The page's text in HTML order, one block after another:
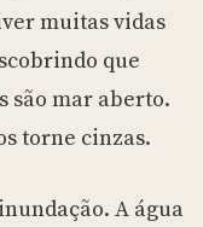
muitas vidas
que
são mar aberto.
torne cinzas.
A água